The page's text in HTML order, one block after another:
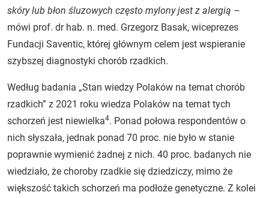
skóry lub błon śluzowych często mylony jest z alergią –
mówi prof. dr hab. n. med. Grzegorz Basak, wiceprezes
Fundacji Saventic, której głównym celem jest wspieranie
szybszej diagnostyki chorób rzadkich.
Według badania „Stan wiedzy Polaków na temat chorób
rzadkich” z 2021 roku wiedza Polaków na temat tych
schorzeń jest niewielka4. Ponad połowa respondentów o
nich słyszała, jednak ponad 70 proc. nie było w stanie
poprawnie wymienić żadnej z nich. 40 proc. badanych nie
wiedziało, że choroby rzadkie się dziedziczy, mimo że
większość takich schorzeń ma podłoże genetyczne. Z kolei